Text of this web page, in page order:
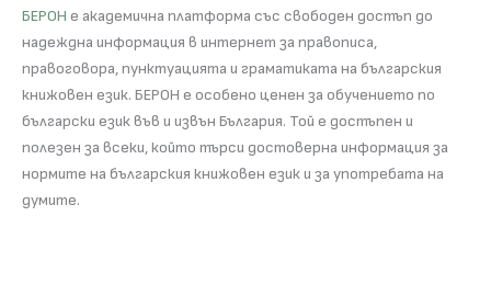
БЕРОН е академична платформа със свободен достъп до
надеждна информация в интернет за правописа,
правоговора, пунктуацията и граматиката на българския
книжовен език. БЕРОН е особено ценен за обучението по
български език във и извън България. Той е достъпен и
полезен за всеки, който търси достоверна информация за
нормите на българския книжовен език и за употребата на
думите.